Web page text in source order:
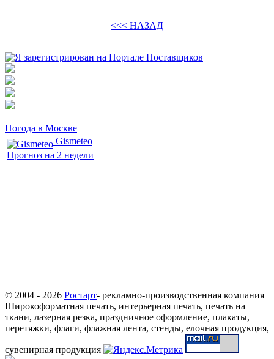
<<< НАЗАД
Погода в Москве
Gismeteo
Прогноз на 2 недели
© 2004 - 2026 Ростарт- рекламно-производственная компания
Широкоформатная печать, интерьерная печать, печать на
ткани, лазерная резка, праздничное оформление, плакаты,
перетяжки, флаги, флажная лента, стенды, елочная продукция,
сувенирная продукция